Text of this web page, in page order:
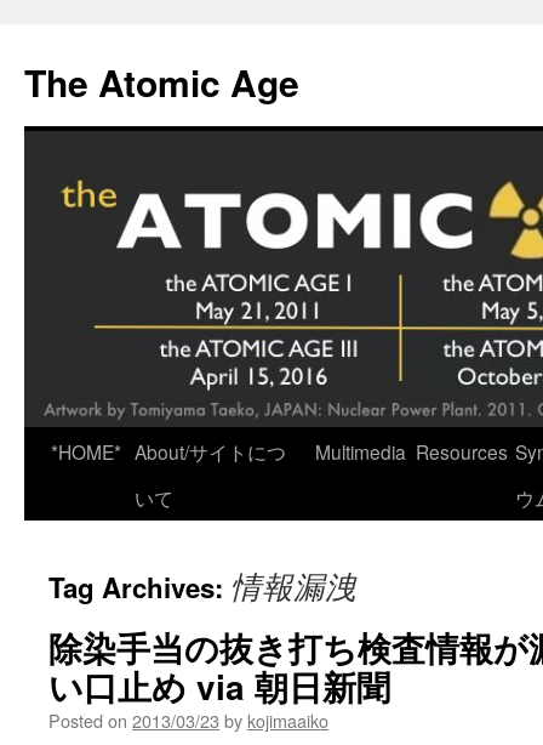
content
The Atomic Age
*HOME* About/サイトにつ
いて
Multimedia Resources
ウ
Tag Archives: 情報漏洩
除染手当の抜き打ち検査情報
い口止め via 朝日新聞
Posted on 2013/03/23 by kojimaaiko